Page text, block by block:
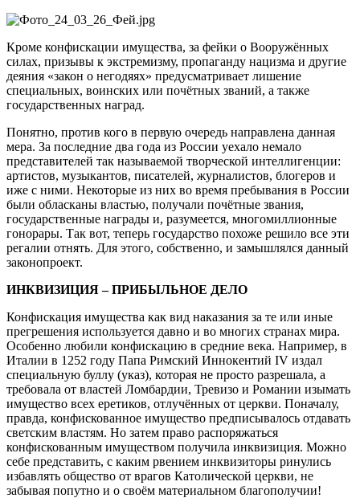
Кроме конфискации имущества, за фейки о Вооружённых
силах, призывы к экстремизму, пропаганду нацизма и другие
деяния «закон о негодяях» предусматривает лишение
специальных, воинских или почётных званий, а также
государственных наград.
Понятно, против кого в первую очередь направлена данная
мера. За последние два года из России уехало немало
представителей так называемой творческой интеллигенции:
артистов, музыкантов, писателей, журналистов, блогеров и
иже с ними. Некоторые из них во время пребывания в России
были обласканы властью, получали почётные звания,
государственные награды и, разумеется, многомиллионные
гонорары. Так вот, теперь государство похоже решило все эти
регалии отнять. Для этого, собственно, и замышлялся данный
законопроект.
ИНКВИЗИЦИЯ – ПРИБЫЛЬНОЕ ДЕЛО
Конфискация имущества как вид наказания за те или иные
прегрешения используется давно и во многих странах мира.
Особенно любили конфискацию в средние века. Например, в
Италии в 1252 году Папа Римский Иннокентий IV издал
специальную буллу (указ), которая не просто разрешала, а
требовала от властей Ломбардии, Тревизо и Романии изымать
имущество всех еретиков, отлучённых от церкви. Поначалу,
правда, конфискованное имущество предписывалось отдавать
светским властям. Но затем право распоряжаться
конфискованным имуществом получила инквизиция. Можно
себе представить, с каким рвением инквизиторы ринулись
избавлять общество от врагов Католической церкви, не
забывая попутно и о своём материальном благополучии!